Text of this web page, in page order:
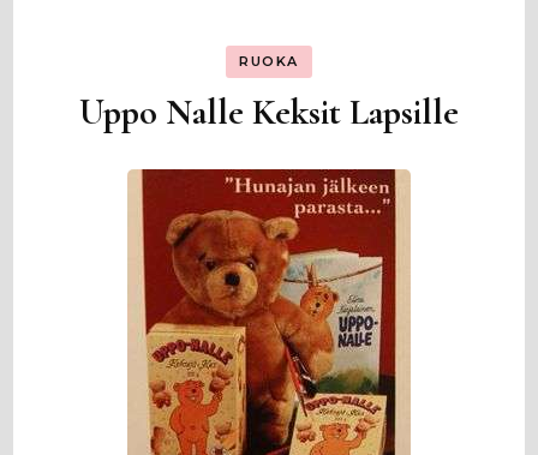
RUOKA
Uppo Nalle Keksit Lapsille